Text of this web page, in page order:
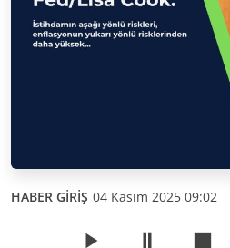
HABER GİRİŞ 04 Kasım 2025 09:02